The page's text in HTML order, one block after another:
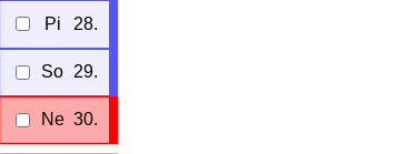
Pi 28.
So 29.
Ne 30.